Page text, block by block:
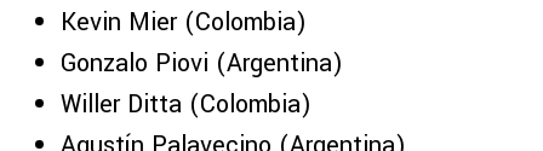
Kevin Mier (Colombia)
Gonzalo Piovi (Argentina)
Willer Ditta (Colombia)